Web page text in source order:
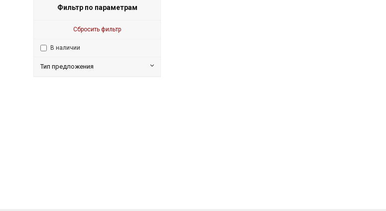
Фильтр по параметрам
Сбросить фильтр
В наличии
Тип предложения